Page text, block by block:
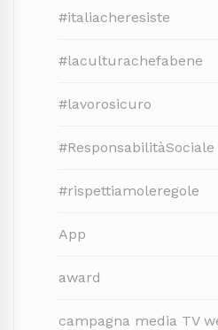
#italiacheresiste
#laculturachefabene
#lavorosicuro
#ResponsabilitàSociale
#rispettiamoleregole
App
award
campagna media TV